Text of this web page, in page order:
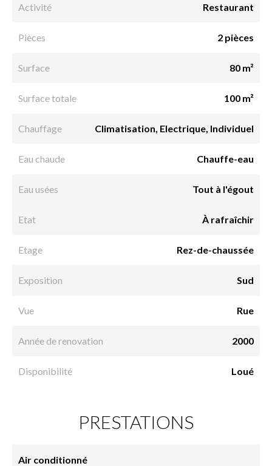
Activité Restaurant
Pièces 2 pièces
Surface 80 m²
Surface totale 100 m²
Chauffage Climatisation, Electrique, Individuel
Eau chaude Chauffe-eau
Eau usées Tout à l'égout
Etat À rafraîchir
Etage Rez-de-chaussée
Exposition Sud
Vue Rue
Année de renovation 2000
Disponibilité Loué
PRESTATIONS
Air conditionné